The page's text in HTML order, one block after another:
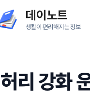
데이노트
생활이 편리해지는 정보
허리 강화